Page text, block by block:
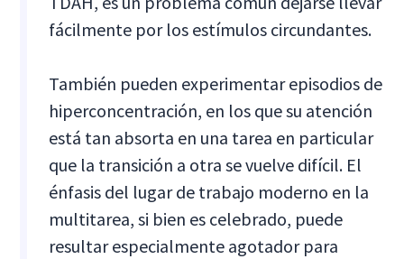
fácilmente por los estímulos circundantes.
También pueden experimentar episodios de
hiperconcentración, en los que su atención
está tan absorta en una tarea en particular
que la transición a otra se vuelve difícil. El
énfasis del lugar de trabajo moderno en la
multitarea, si bien es celebrado, puede
resultar especialmente agotador para